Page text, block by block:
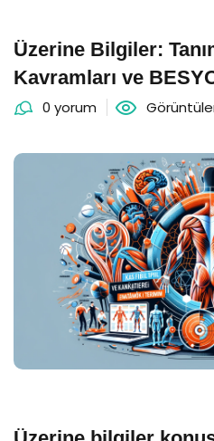
Üzerine Bilgiler:
Kavramları ve
0 yorum